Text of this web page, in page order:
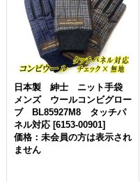
日本製 紳士 ニット手袋
メンズ ウールコンビグロー
ブ BL85927M8 タッチパ
ネル対応 [6153-00901]
価格：未会員の方は表示され
ません